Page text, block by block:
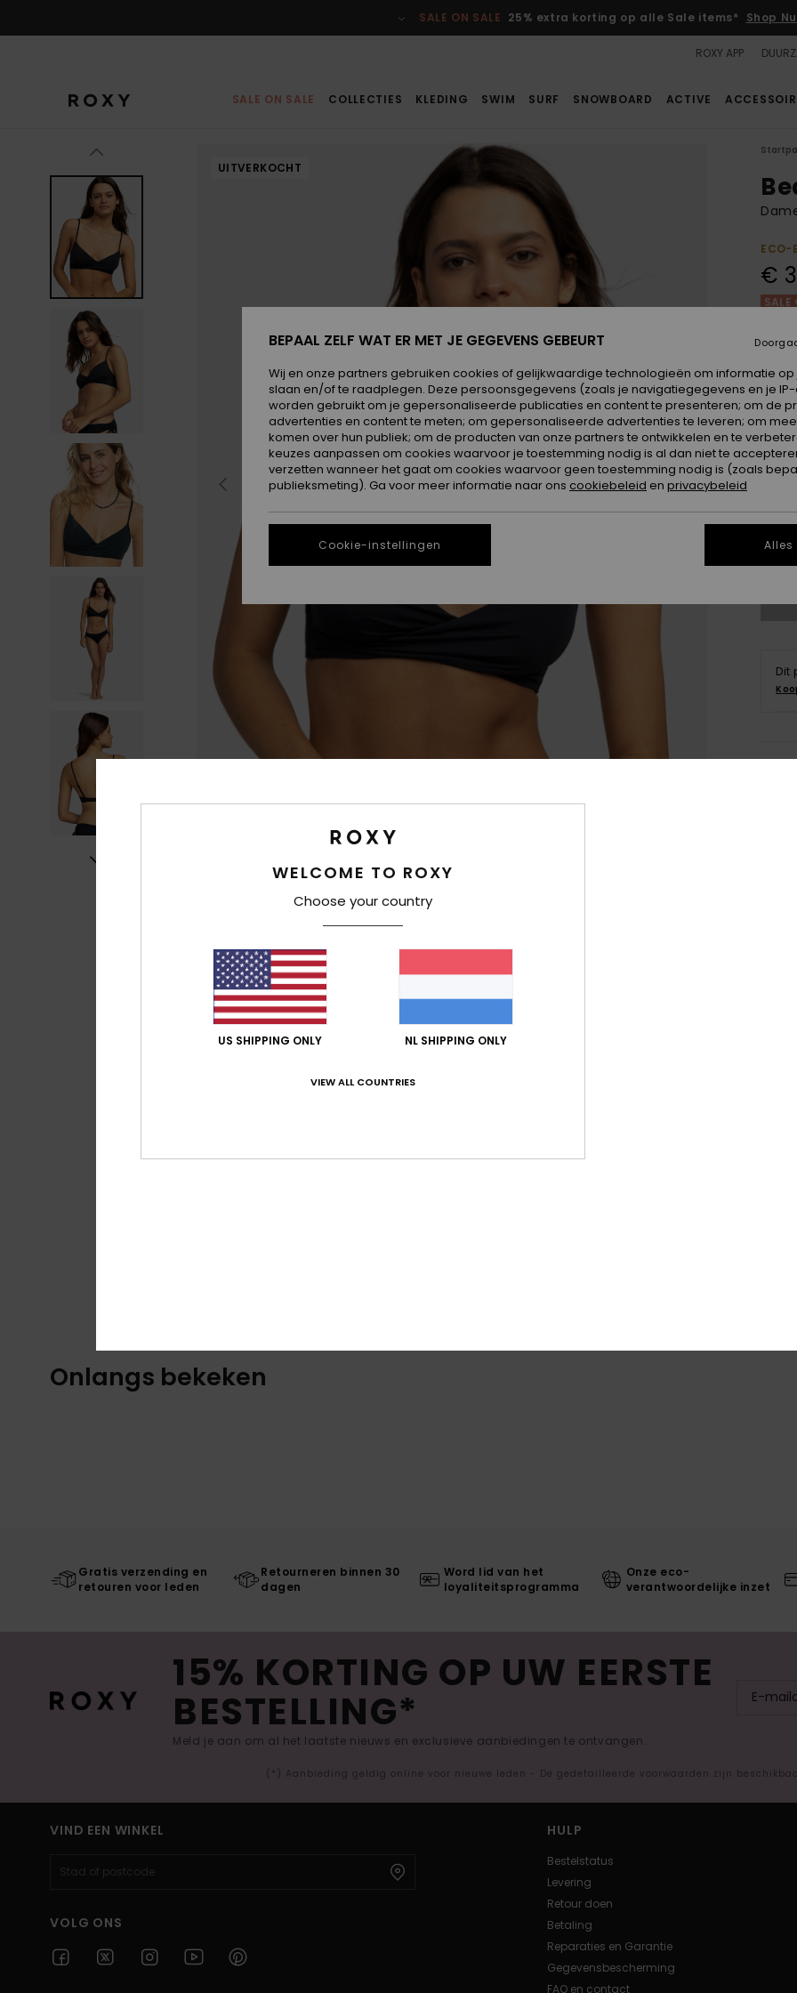
SALE ON SALE 25% extra korting op alle Sale items* Shop Nu
ROXY APP
SALE ON SALE COLLECTIES KLEDING SWIM SURF SNOWBOARD ACTIVE
UITVERKOCHT
ECO-
€
SALE
Kleur
Dit
Onlangs bekeken
Gratis verzending en
retouren voor leden
Retourneren binnen 30
dagen
Word lid van het
loyaliteitsprogramma
Onze eco-
verantwoordelijke inzet
15% KORTING OP UW EERSTE
BESTELLING*
Meld je aan om al het laatste nieuws en exclusieve aanbiedingen te ontvangen.
(*) Aanbieding geldig online voor nieuwe leden - De gedetailleerde voorwaarden zijn
VIND EEN WINKEL
VOLG ONS
HULP
Bestelstatus
Levering
Retour doen
Betaling
Reparaties en Garantie
Gegevensbescherming
FAQ en contact
WELCOME TO ROXY
Choose your country
US SHIPPING ONLY NL SHIPPING ONLY
VIEW ALL COUNTRIES
BEPAAL ZELF WAT ER MET JE GEGEVENS GEBEURT
Wij en onze partners gebruiken cookies of gelijkwaardige technologieën om informatie
slaan en/of te raadplegen. Deze persoonsgegevens (zoals je navigatiegegevens en je
worden gebruikt om je gepersonaliseerde publicaties en content te presenteren; om de
advertenties en content te meten; om gepersonaliseerde advertenties te leveren; om
komen over hun publiek; om de producten van onze partners te ontwikkelen en te
keuzes aanpassen om cookies waarvoor je toestemming nodig is al dan niet te
verzetten wanneer het gaat om cookies waarvoor geen toestemming nodig is (zoals
publieksmeting). Ga voor meer informatie naar ons cookiebeleid en privacybeleid
Cookie-instellingen Alles